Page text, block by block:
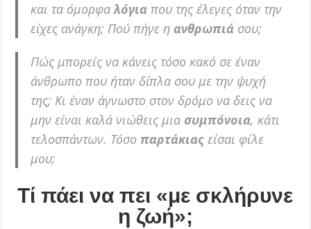
και τα όμορφαλόγια που της έλεγες όταν την
είχες ανάγκη; Πού πήγε ηανθρωπιά σου;
Πώς μπορείς να κάνεις τόσο κακό σε έναν
άνθρωπο που ήταν δίπλα σου με την ψυχή
της; Κι έναν άγνωστο στον δρόμο να δεις να
μην είναι καλά νιώθεις μια συμπόνοια, κάτι
τελοσπάντων. Τόσο παρτάκιας είσαι φίλε
μου;
Τί πάει να πει «με σκλήρυνε
η ζωή»;